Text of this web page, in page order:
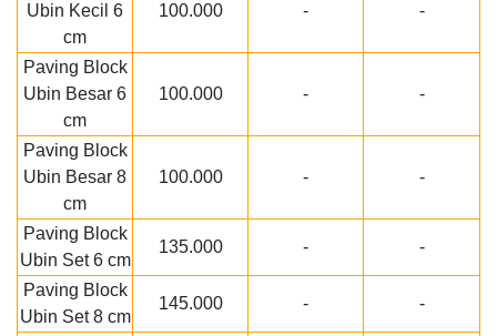
Ubin Kecil 6
cm
100.000 - -
Paving Block
Ubin Besar 6
cm
100.000 - -
Paving Block
Ubin Besar 8
cm
100.000 - -
Paving Block
Ubin Set 6 cm
135.000 - -
Paving Block
Ubin Set 8 cm
145.000 - -